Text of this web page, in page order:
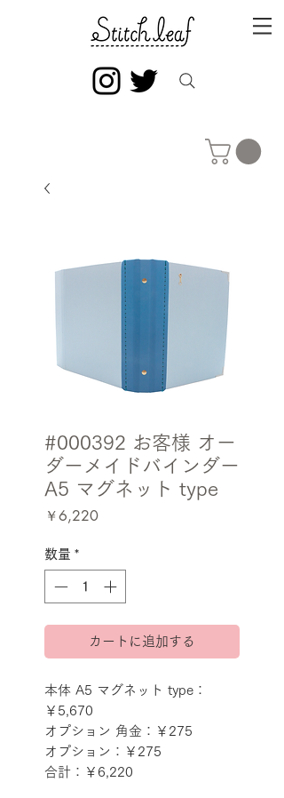
#000392 お客様 オー
ダーメイドバインダー
A5 マグネット type
￥6,220価
数量 *
カートに追加する
本体 A5 マグネット type：
￥5,670
オプション 角金：￥275
オプション：￥275
合計：￥6,220